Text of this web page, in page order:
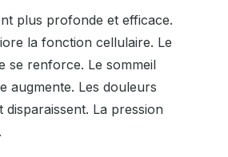
plus profonde et efficace.
la fonction cellulaire. Le
se renforce. Le sommeil
augmente. Les douleurs
La pression